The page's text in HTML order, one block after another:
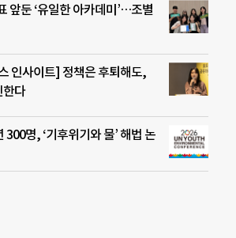
앞둔 ‘유일한 아카데미’…조별
인사이트] 정책은 후퇴해도,
한다
300명, ‘기후위기와 물’ 해법 논